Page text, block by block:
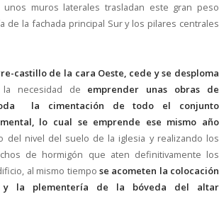
unos muros laterales trasladan este gran peso
de la fachada principal Sur y los pilares centrales
castillo de la cara Oeste, cede y se desploma
la necesidad de emprender unas obras de
la cimentación de todo el conjunto
lo cual se emprende ese mismo año
del nivel del suelo de la iglesia y realizando los
de hormigón que aten definitivamente los
al mismo tiempo se acometen la colocación
la plementería de la bóveda del altar